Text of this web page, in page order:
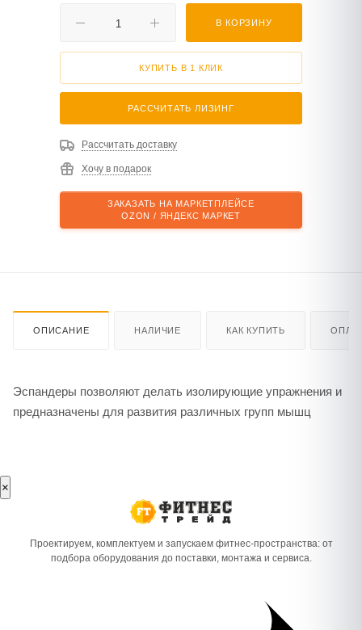
В КОРЗИНУ
КУПИТЬ В 1 КЛИК
РАССЧИТАТЬ ЛИЗИНГ
Рассчитать доставку
Хочу в подарок
ЗАКАЗАТЬ НА МАРКЕТПЛЕЙСЕ
OZON / ЯНДЕКС МАРКЕТ
ОПИСАНИЕ НАЛИЧИЕ КАК КУПИТЬ
Эспандеры позволяют делать изолирующие упражнения и
предназначены для развития различных групп мышц
×
Проектируем, комплектуем и запускаем фитнес-пространства: от
подбора оборудования до поставки, монтажа и сервиса.